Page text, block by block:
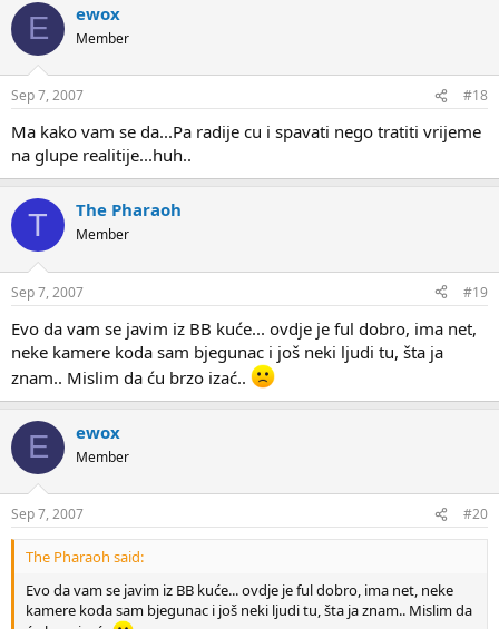
E ewox
Member
Sep 7, 2007 #18
Ma kako vam se da...Pa radije cu i spavati nego tratiti vrijeme
na glupe realitije...huh..
T The Pharaoh
Member
Sep 7, 2007 #19
Evo da vam se javim iz BB kuće... ovdje je ful dobro, ima net,
neke kamere koda sam bjegunac i još neki ljudi tu, šta ja
znam.. Mislim da ću brzo izać..
E ewox
Member
Sep 7, 2007 #20
The Pharaoh said:
Evo da vam se javim iz BB kuće... ovdje je ful dobro, ima net, neke
kamere koda sam bjegunac i još neki ljudi tu, šta ja znam.. Mislim da